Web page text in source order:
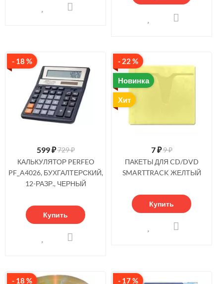
- 18 %
599₽729 ₽
КАЛЬКУЛЯТОР PERFEO
PF_A4026, БУХГАЛТЕРСКИЙ,
12-РАЗР., ЧЕРНЫЙ
Купить
- 22 %
Новинка
Хит
7₽9 ₽
ПАКЕТЫ ДЛЯ CD/DVD
SMARTTRACK ЖЕЛТЫЙ
Купить
- 18 % - 17 %